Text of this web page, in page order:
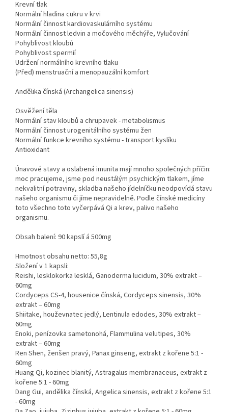
Krevní tlak
Normální hladina cukru v krvi
Normální činnost kardiovaskulárního systému
Normální činnost ledvin a močového měchýře, Vylučování
Pohyblivost kloubů
Pohyblivost spermií
Udržení normálního krevního tlaku
(Před) menstruační a menopauzální komfort
Andělika čínská (Archangelica sinensis)
Osvěžení těla
Normální stav kloubů a chrupavek - metabolismus
Normální činnost urogenitálního systému žen
Normální funkce krevního systému - transport kyslíku
Antioxidant
Únavové stavy a oslabená imunita mají mnoho společných příčin:
moc pracujeme, jsme pod neustálým psychickým tlakem, jíme
nekvalitní potraviny, skladba našeho jídelníčku neodpovídá stavu
našeho organismu či jíme nepravidelně. Podle čínské medicíny
toto všechno toto vyčerpává Qi a krev, palivo našeho
organismu.
Obsah balení: 90 kapslí á 500mg
Hmotnost obsahu netto: 55,8g
Složení v 1 kapsli:
Reishi, lesklokorka lesklá, Ganoderma lucidum, 30% extrakt –
60mg
Cordyceps CS-4, housenice čínská, Cordyceps sinensis, 30%
extrakt – 60mg
Shiitake, houževnatec jedlý, Lentinula edodes, 30% extrakt –
60mg
Enoki, penízovka sametonohá, Flammulina velutipes, 30%
extrakt – 60mg
Ren Shen, ženšen pravý, Panax ginseng, extrakt z kořene 5:1 -
60mg
Huang Qi, kozinec blanitý, Astragalus membranaceus, extrakt z
kořene 5:1 - 60mg
Dang Gui, andělika čínská, Angelica sinensis, extrakt z kořene 5:1
- 60mg